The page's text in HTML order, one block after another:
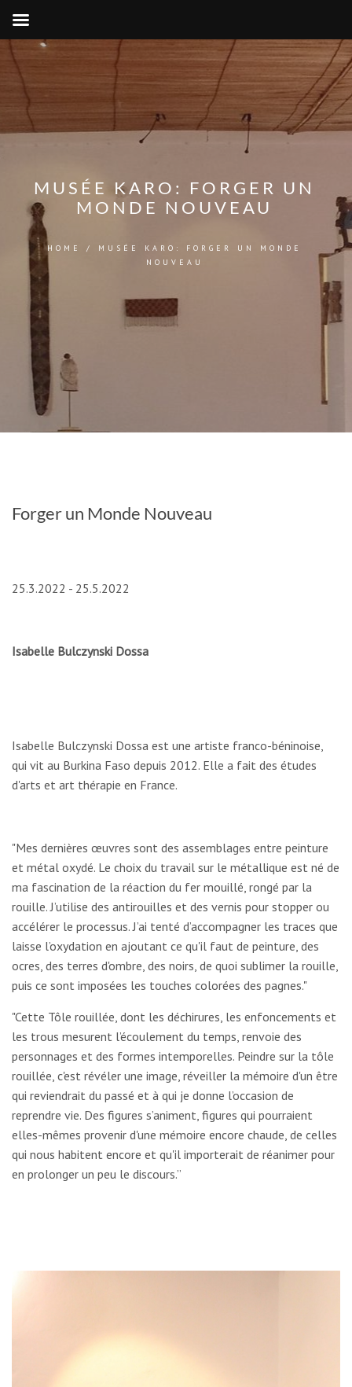
MUSÉE KARO: FORGER UN
MONDE NOUVEAU
HOME / MUSÉE KARO: FORGER UN MONDE
NOUVEAU
Forger un Monde Nouveau
25.3.2022 - 25.5.2022
Isabelle Bulczynski Dossa
Isabelle Bulczynski Dossa est une artiste franco-béninoise,
qui vit au Burkina Faso depuis 2012. Elle a fait des études
d'arts et art thérapie en France.
"Mes dernières œuvres sont des assemblages entre peinture
et métal oxydé. Le choix du travail sur le métallique est né de
ma fascination de la réaction du fer mouillé, rongé par la
rouille. J’utilise des antirouilles et des vernis pour stopper ou
accélérer le processus. J’ai tenté d’accompagner les traces que
laisse l’oxydation en ajoutant ce qu'il faut de peinture, des
ocres, des terres d'ombre, des noirs, de quoi sublimer la rouille,
puis ce sont imposées les touches colorées des pagnes."
"Cette Tôle rouillée, dont les déchirures, les enfoncements et
les trous mesurent l’écoulement du temps, renvoie des
personnages et des formes intemporelles. Peindre sur la tôle
rouillée, c'est révéler une image, réveiller la mémoire d'un être
qui reviendrait du passé et à qui je donne l’occasion de
reprendre vie. Des figures s’animent, figures qui pourraient
elles-mêmes provenir d'une mémoire encore chaude, de celles
qui nous habitent encore et qu'il importerait de réanimer pour
en prolonger un peu le discours.”